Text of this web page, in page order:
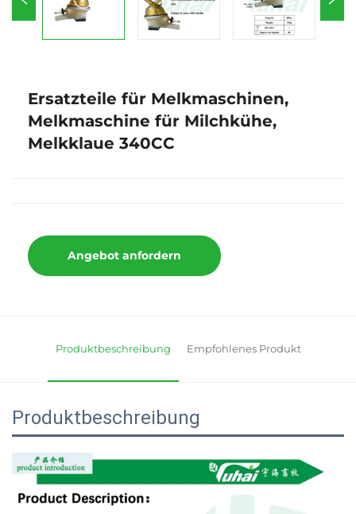
Ersatzteile für Melkmaschinen,
Melkmaschine für Milchkühe,
Melkklaue 340CC
Angebot anfordern
Produktbeschreibung Empfohlenes Produkt
Produktbeschreibung